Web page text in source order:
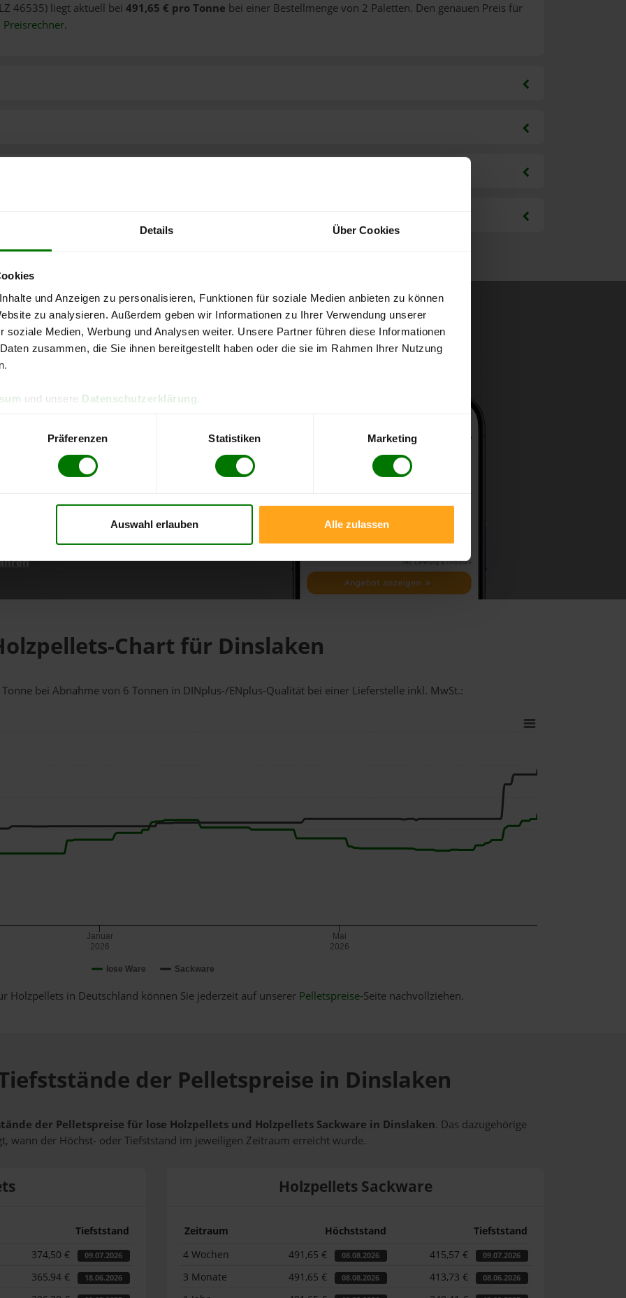
Details Über Cookies
und Anzeigen zu personalisieren, Funktionen für soziale Medien anbieten zu können
zu analysieren. Außerdem geben wir Informationen zu Ihrer Verwendung unserer
soziale Medien, Werbung und Analysen weiter. Unsere Partner führen diese Informationen
zusammen, die Sie ihnen bereitgestellt haben oder die sie im Rahmen Ihrer Nutzung
und unsere Datenschutzerklärung
Präferenzen Statistiken Marketing
Auswahl erlauben Alle zulassen
46535) liegt aktuell bei 491,65 € pro Tonne bei einer Bestellmenge von 2 Paletten. Den genauen Preis für
Preisrechner.
kostenlose
direkt online bestellen
aktuellen Stand
Chart für Dinslaken
bei Abnahmevon 6 Tonnen in DINplus-/ENplus-Qualität bei einer Lieferstelle inkl. MwSt.:
lose Ware Sackware
Januar
2026
Mai
2026
Holzpellets in Deutschland können Sie jederzeit auf unserer Pelletspreise-Seite nachvollziehen.
der Pelletspreise in Dinslaken
der Pelletspreise für lose Holzpellets und Holzpellets Sackware in Dinslaken. Das dazugehörige
wann der Höchst- oder Tiefststand im jeweiligen Zeitraum erreicht wurde.
Tiefststand
374,50 € 09.07.2026
365,94 € 18.06.2026
Holzpellets Sackware
Zeitraum Höchststand
Tiefststand
4 Wochen
491,65 € 08.08.2026 415,57 € 09.07.2026
3 Monate 491,65 € 08.08.2026 413,73 € 08.06.2026